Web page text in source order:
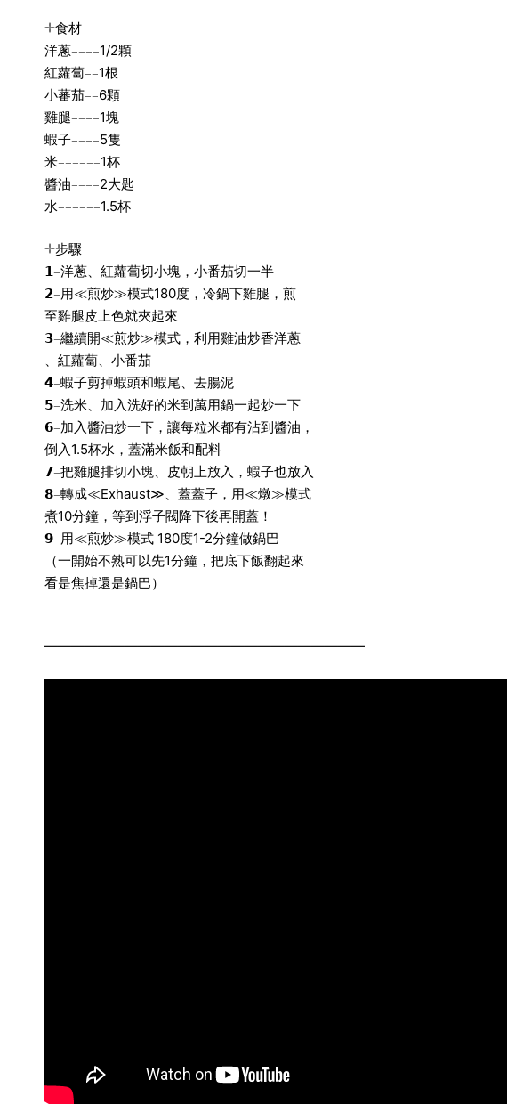
𓇬食材
洋蔥𓐄𓐄𓐄𓐄1/2顆
紅蘿蔔𓐄𓐄1根
小蕃茄𓐄𓐄6顆
雞腿𓐄𓐄𓐄𓐄1塊
蝦子𓐄𓐄𓐄𓐄5隻
米𓐄𓐄𓐄𓐄𓐄𓐄1杯
醬油𓐄𓐄𓐄𓐄2大匙
水𓐄𓐄𓐄𓐄𓐄𓐄1.5杯
𓇬步驟
𝟭𓐄洋蔥、紅蘿蔔切小塊，小番茄切一半
𝟮𓐄用≪煎炒≫模式180度，冷鍋下雞腿，煎
至雞腿皮上色就夾起來
𝟯𓐄繼續開≪煎炒≫模式，利用雞油炒香洋蔥
、紅蘿蔔、小番茄
𝟰𓐄蝦子剪掉蝦頭和蝦尾、去腸泥
𝟱𓐄洗米、加入洗好的米到萬用鍋一起炒一下
𝟲𓐄加入醬油炒一下，讓每粒米都有沾到醬油，
倒入1.5杯水，蓋滿米飯和配料
𝟳𓐄把雞腿排切小塊、皮朝上放入，蝦子也放入
𝟴𓐄轉成≪Exhaust≫、蓋蓋子，用≪燉≫模式
煮10分鐘，等到浮子閥降下後再開蓋！
𝟵𓐄用≪煎炒≫模式 180度1-2分鐘做鍋巴
（一開始不熟可以先1分鐘，把底下飯翻起來
看是焦掉還是鍋巴）
————————————————————————